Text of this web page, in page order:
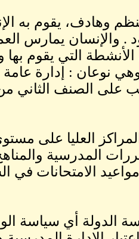
وهادف، يقوم به
والإنسان يمارس
التي يقوم بها
نوعان : إدارة عامة
على الصنف الثاني من
العليا على
المدرسية
مواعيد الامتحانات في
الدولة أي سياسة